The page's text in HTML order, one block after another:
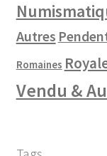
Autres
Romaines
Vendu &